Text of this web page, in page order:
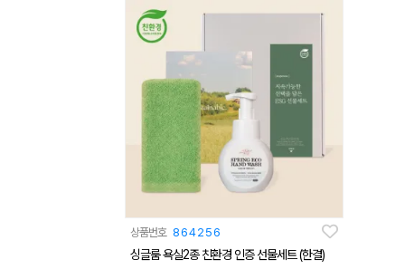
상품번호 864256
싱글룸 욕실2종 친환경 인증 선물세트 (한결)